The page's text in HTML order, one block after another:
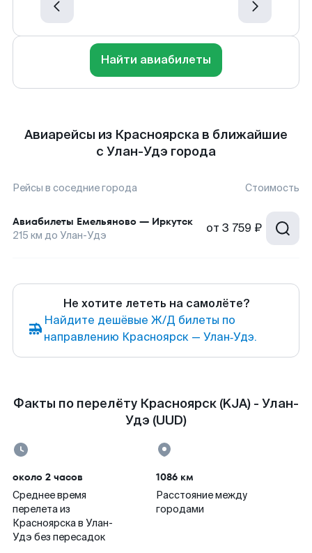
Найти авиабилеты
Авиарейсы из Красноярска в ближайшие
с Улан-Удэ города
Рейсы в соседние города Стоимость
Авиабилеты Емельяново — Иркутск
215 км до Улан-Удэ от 3 759 ₽
Не хотите лететь на самолёте?
Найдите дешёвые Ж/Д билеты по
направлению Красноярск — Улан‑Удэ.
Факты по перелёту Красноярск (KJA) - Улан-
Удэ (UUD)
около 2 часов
Среднее время
перелета из
Красноярска в Улан-
Удэ без пересадок
1086 км
Расстояние между
городами